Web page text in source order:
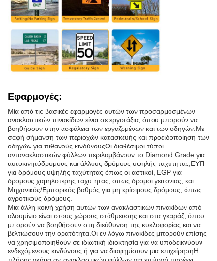
Εφαρμογές:
Μία από τις βασικές εφαρμογές αυτών των προσαρμοσμένων
ανακλαστικών πινακίδων είναι σε εργοτάξια, όπου μπορούν να
βοηθήσουν στην ασφάλεια των εργαζομένων και των οδηγών.Με
σαφή σήμανση των περιοχών κατασκευής και προειδοποίηση των
οδηγών για πιθανούς κινδύνουςΟι διαθέσιμοι τύποι
αντανακλαστικών φύλλων περιλαμβάνουν το Diamond Grade για
αυτοκινητόδρομους και άλλους δρόμους υψηλής ταχύτητας,ΕΥΠ
για δρόμους υψηλής ταχύτητας όπως οι αστικοί, EGP για
δρόμους χαμηλότερης ταχύτητας, όπως δρόμοι γειτονιάς, και
Μηχανικός/Εμπορικός βαθμός για μη κρίσιμους δρόμους, όπως
αγροτικούς δρόμους.
Μια άλλη κοινή χρήση αυτών των ανακλαστικών πινακίδων από
αλουμίνιο είναι στους χώρους στάθμευσης και στα γκαράζ, όπου
μπορούν να βοηθήσουν στη διεύθυνση της κυκλοφορίας και να
βελτιώσουν την ορατότητα.Οι εν λόγω πινακίδες μπορούν επίσης
να χρησιμοποιηθούν σε ιδιωτική ιδιοκτησία για να υποδεικνύουν
ενδεχόμενους κινδύνους ή για να διαφημίσουν μια επιχείρησηΗ